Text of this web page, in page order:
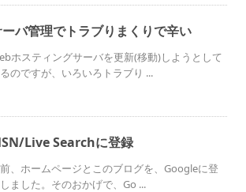
バ管理でトラブりまくりで辛い
ホスティングサーバを更新(移動)しようとして
のですが、いろいろトラブり ...
Live Searchに登録
、ホームページとこのブログを、Googleに登
ました。そのおかげで、Go ...